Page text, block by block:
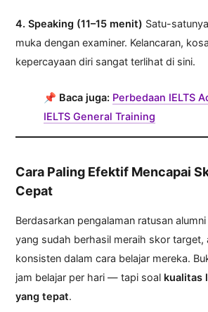
4. Speaking (11–15 menit) Satu-
muka dengan examiner. Kelancaran,
kepercayaan diri sangat terlihat di sini.
📌 Baca juga: Perbedaan IELTS
IELTS General Training
Cara Paling Efektif Mencapai
Cepat
Berdasarkan pengalaman ratusan
yang sudah berhasil meraih skor target,
konsisten dalam cara belajar mereka.
jam belajar per hari — tapi soal kualitas
yang tepat.